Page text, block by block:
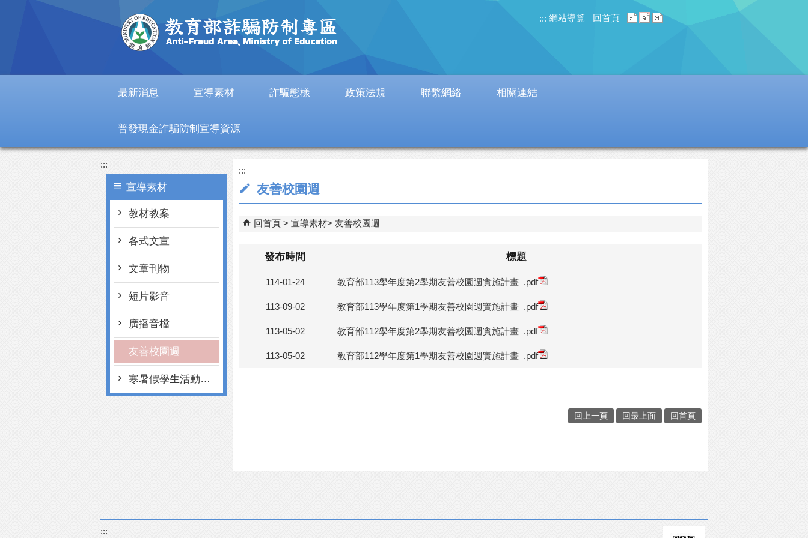
::: 網站導覽 回首頁
最新消息 宣導素材 詐騙態樣 政策法規 聯繫網絡 相關連結
普發現金詐騙防制宣導資源
:::
宣導素材
教材教案
各式文宣
文章刊物
短片影音
廣播音檔
友善校園週
寒暑假學生活動注意事項
:::
友善校園週
回首頁 宣導素材 友善校園週
發布時間 標題
114-01-24 教育部113學年度第2學期友善校園週實施計畫 .pdf
113-09-02 教育部113學年度第1學期友善校園週實施計畫 .pdf
113-05-02 教育部112學年度第2學期友善校園週實施計畫 .pdf
113-05-02 教育部112學年度第1學期友善校園週實施計畫 .pdf
回上一頁 回最上面 回首頁
:::